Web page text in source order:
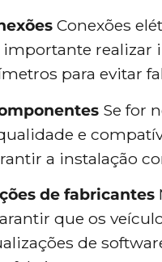
Conexões
importante
para evitar
Se for
e
a instalação
de fabricantes
que os
de